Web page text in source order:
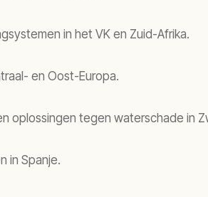
in het VK en Zuid-Afrika.
en Oost-Europa.
oplossingen tegen waterschade in
in Spanje.